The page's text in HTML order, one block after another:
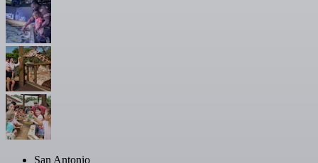
San Antonio